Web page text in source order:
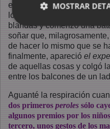
en copias del temible
lógica virtual cuando la
blandas y comenzó una
soñar que,
de hacer lo mismo que se
finalmente, apareció el
de aquellas cosas y colgó
entre los balcones de un
Aguanté la respiración
dos primeros peroles sólo
algunos premios por los
tercero, unos gestos de los
MOSTRAR